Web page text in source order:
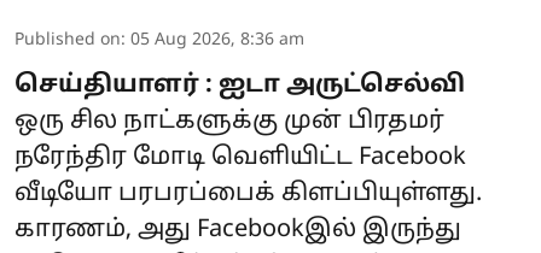
Published on: 05 Aug 2026, 8:36 am
செய்தியாளர் : ஐடா அருட்செல்வி
ஒரு சில நாட்களுக்கு முன் பிரதமர்
நரேந்திர மோடி வெளியிட்ட Facebook
வீடியோ பரபரப்பைக் கிளப்பியுள்ளது.
காரணம், அது Facebookஇல் இருந்து